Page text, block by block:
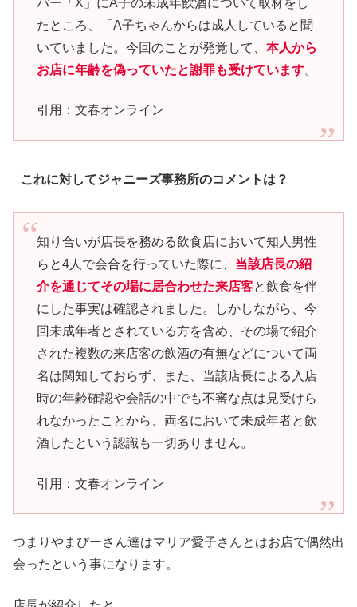
たところ、「A子ちゃんからは成人していると聞
いていました。今回のことが発覚して、 本人から
お店に年齢を偽っていたと謝罪も受けています。
引用：文春オンライン
これに対してジャニーズ事務所のコメントは？
知り合いが店長を務める飲食店において知人男性
らと4人で会合を行っていた際に、 当該店長の紹
介を通じてその場に居合わせた来店客と飲食を伴
にした事実は確認されました。しかしながら、今
回未成年者とされている方を含め、その場で紹介
された複数の来店客の飲酒の有無などについて両
名は関知しておらず、また、当該店長による入店
時の年齢確認や会話の中でも不審な点は見受けら
れなかったことから、両名において未成年者と飲
酒したという認識も一切ありません。
引用：文春オンライン
つまりやまぴーさん達はマリア愛子さんとはお店で偶然出
会ったという事になります。